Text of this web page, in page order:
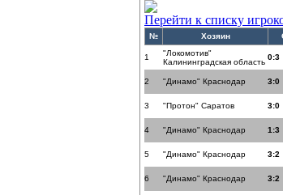
Перейти к списку
№ Хозяин
1
"Локомотив"
Калининградская область
0:3
2 "Динамо" Краснодар 3:0
3 "Протон" Саратов 3:0
4 "Динамо" Краснодар 1:3
5 "Динамо" Краснодар 3:2
6 "Динамо" Краснодар 3:2